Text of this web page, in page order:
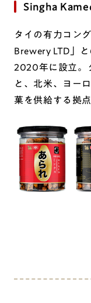
Singha
タイの有力コン
Brewery LTD」
2020年に設立。
と、北米、ヨー
菓を供給する拠